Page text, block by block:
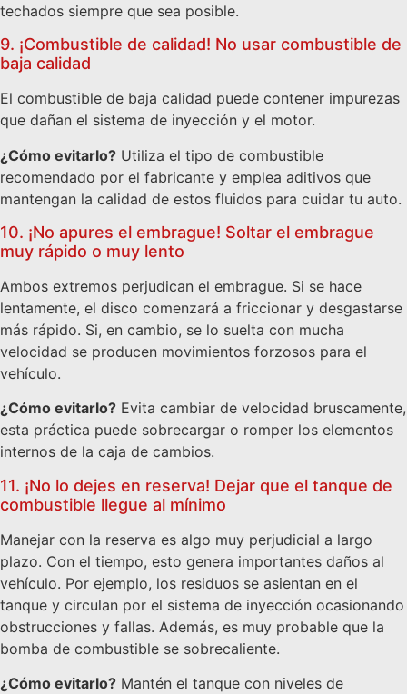
techados siempre que sea posible.
9. ¡Combustible de calidad! No usar combustible de
baja calidad
El combustible de baja calidad puede contener impurezas
que dañan el sistema de inyección y el motor.
¿Cómo evitarlo? Utiliza el tipo de combustible
recomendado por el fabricante y emplea aditivos que
mantengan la calidad de estos fluidos para cuidar tu auto.
10. ¡No apures el embrague! Soltar el embrague
muy rápido o muy lento
Ambos extremos perjudican el embrague. Si se hace
lentamente, el disco comenzará a friccionar y desgastarse
más rápido. Si, en cambio, se lo suelta con mucha
velocidad se producen movimientos forzosos para el
vehículo.
¿Cómo evitarlo? Evita cambiar de velocidad bruscamente,
esta práctica puede sobrecargar o romper los elementos
internos de la caja de cambios.
11. ¡No lo dejes en reserva! Dejar que el tanque de
combustible llegue al mínimo
Manejar con la reserva es algo muy perjudicial a largo
plazo. Con el tiempo, esto genera importantes daños al
vehículo. Por ejemplo, los residuos se asientan en el
tanque y circulan por el sistema de inyección ocasionando
obstrucciones y fallas. Además, es muy probable que la
bomba de combustible se sobrecaliente.
¿Cómo evitarlo? Mantén el tanque con niveles de